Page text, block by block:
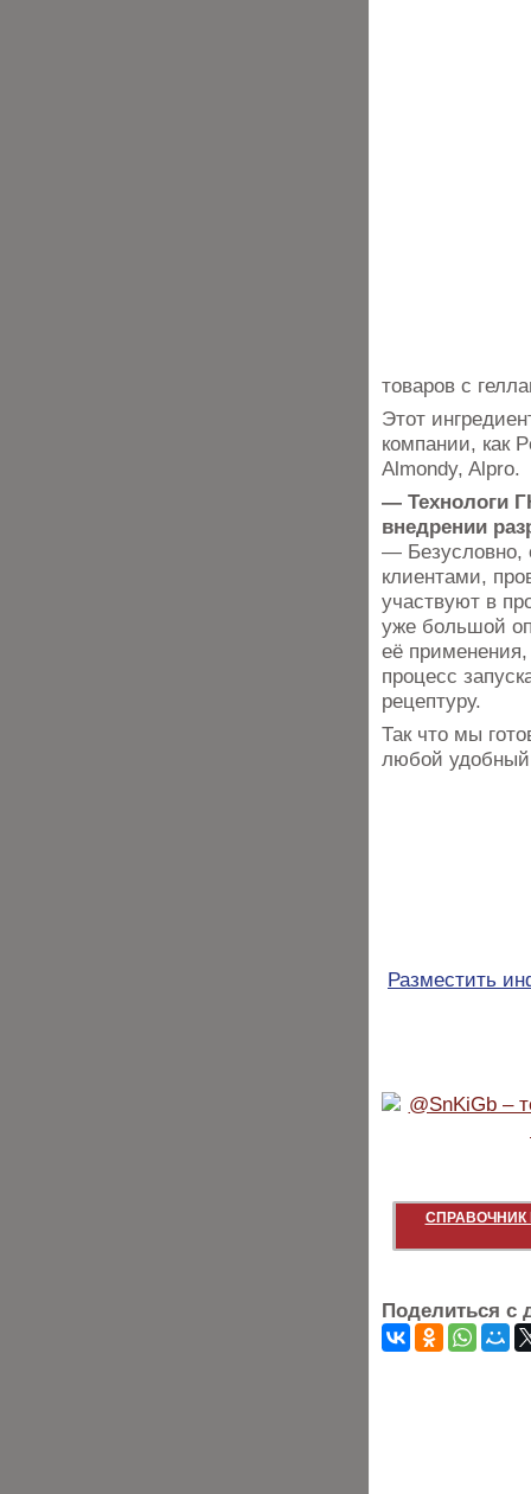
товаров с
Этот
компании, как
Almondy, Alpro.
— Технологи
внедрении
— Безусловно,
клиентами,
участвуют в
уже большой
её
процесс
рецептуру.
Так что мы
любой
Разместить
СПРАВОЧНИК
Поделиться с